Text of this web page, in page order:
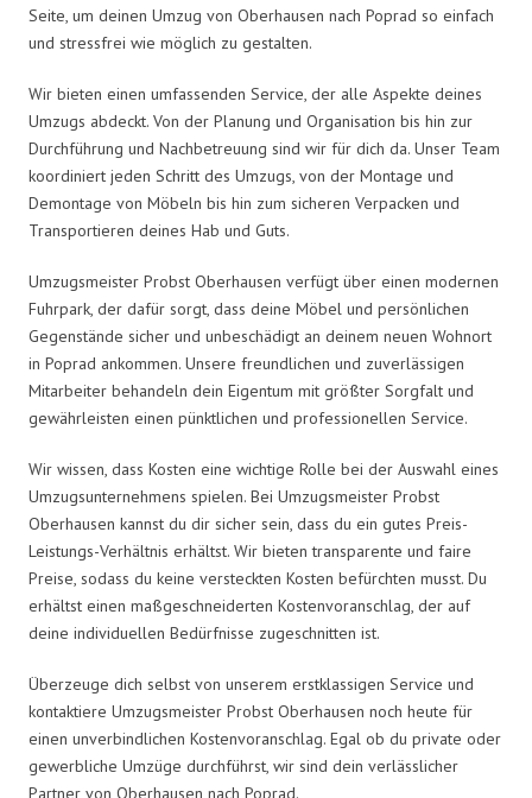
Seite, um deinen Umzug von Oberhausen nach Poprad so einfach
und stressfrei wie möglich zu gestalten.
Wir bieten einen umfassenden Service, der alle Aspekte deines
Umzugs abdeckt. Von der Planung und Organisation bis hin zur
Durchführung und Nachbetreuung sind wir für dich da. Unser Team
koordiniert jeden Schritt des Umzugs, von der Montage und
Demontage von Möbeln bis hin zum sicheren Verpacken und
Transportieren deines Hab und Guts.
Umzugsmeister Probst Oberhausen verfügt über einen modernen
Fuhrpark, der dafür sorgt, dass deine Möbel und persönlichen
Gegenstände sicher und unbeschädigt an deinem neuen Wohnort
in Poprad ankommen. Unsere freundlichen und zuverlässigen
Mitarbeiter behandeln dein Eigentum mit größter Sorgfalt und
gewährleisten einen pünktlichen und professionellen Service.
Wir wissen, dass Kosten eine wichtige Rolle bei der Auswahl eines
Umzugsunternehmens spielen. Bei Umzugsmeister Probst
Oberhausen kannst du dir sicher sein, dass du ein gutes Preis-
Leistungs-Verhältnis erhältst. Wir bieten transparente und faire
Preise, sodass du keine versteckten Kosten befürchten musst. Du
erhältst einen maßgeschneiderten Kostenvoranschlag, der auf
deine individuellen Bedürfnisse zugeschnitten ist.
Überzeuge dich selbst von unserem erstklassigen Service und
kontaktiere Umzugsmeister Probst Oberhausen noch heute für
einen unverbindlichen Kostenvoranschlag. Egal ob du private oder
gewerbliche Umzüge durchführst, wir sind dein verlässlicher
Partner von Oberhausen nach Poprad.